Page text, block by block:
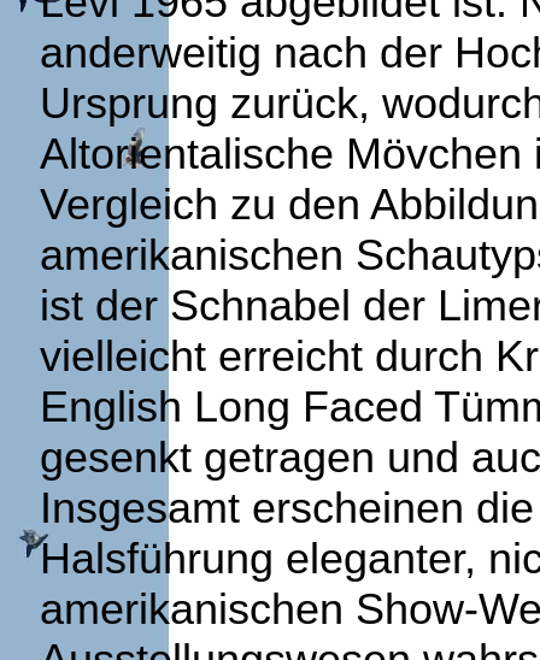
anderweitig nach der
Ursprung zurück,
Altorientalische
Vergleich zu den
amerikanischen
ist der Schnabel der
vielleicht erreicht durch
English Long Faced
gesenkt getragen und
Insgesamt erscheinen
Halsführung eleganter,
amerikanischen Show-